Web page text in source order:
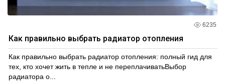
6235
Как правильно выбрать радиатор отопления
Как правильно выбрать радиатор отопления: полный гид для
тех, кто хочет жить в тепле и не переплачиватьВыбор
радиатора о...